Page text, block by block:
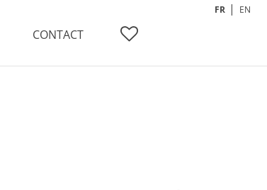
CONTACT
FR EN